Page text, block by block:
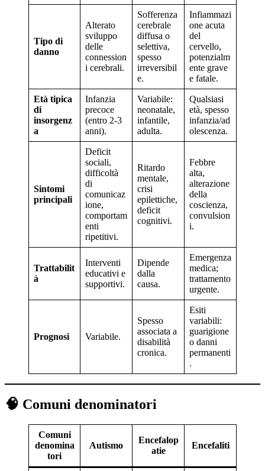
Tipo di
danno
Alterato
sviluppo
delle
connession
i cerebrali.
Sofferenza
cerebrale
diffusa o
selettiva,
spesso
irreversibil
e.
Infiammazi
one acuta
del
cervello,
potenzialm
ente grave
e fatale.
Età tipica
di
insorgenz
a
Infanzia
precoce
(entro 2-3
anni).
Variabile:
neonatale,
infantile,
adulta.
Qualsiasi
età, spesso
infanzia/ad
olescenza.
Sintomi
principali
Deficit
sociali,
difficoltà
di
comunicaz
ione,
comportam
enti
ripetitivi.
Ritardo
mentale,
crisi
epilettiche,
deficit
cognitivi.
Febbre
alta,
alterazione
della
coscienza,
convulsion
i.
Trattabilit
à
Interventi
educativi e
supportivi.
Dipende
dalla
causa.
Emergenza
medica;
trattamento
urgente.
Prognosi Variabile.
Spesso
associata a
disabilità
cronica.
Esiti
variabili:
guarigione
o danni
permanenti
.
🧠 Comuni denominatori
Comuni
denomina
tori
Autismo
Encefalop
atie
Encefaliti